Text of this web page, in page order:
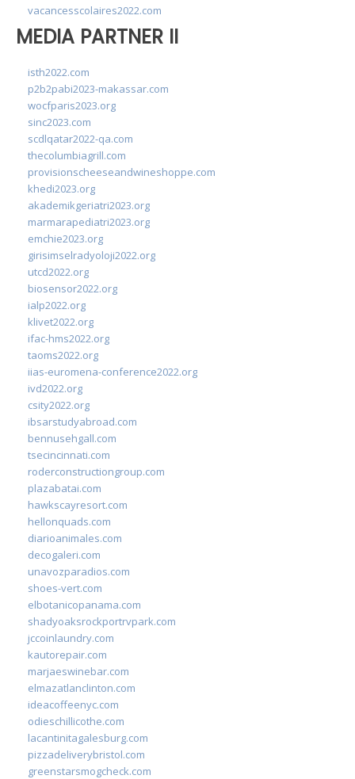
vacancesscolaires2022.com
MEDIA PARTNER II
isth2022.com
p2b2pabi2023-makassar.com
wocfparis2023.org
sinc2023.com
scdlqatar2022-qa.com
thecolumbiagrill.com
provisionscheeseandwineshoppe.com
khedi2023.org
akademikgeriatri2023.org
marmarapediatri2023.org
emchie2023.org
girisimselradyoloji2022.org
utcd2022.org
biosensor2022.org
ialp2022.org
klivet2022.org
ifac-hms2022.org
taoms2022.org
iias-euromena-conference2022.org
ivd2022.org
csity2022.org
ibsarstudyabroad.com
bennusehgall.com
tsecincinnati.com
roderconstructiongroup.com
plazabatai.com
hawkscayresort.com
hellonquads.com
diarioanimales.com
decogaleri.com
unavozparadios.com
shoes-vert.com
elbotanicopanama.com
shadyoaksrockportrvpark.com
jccoinlaundry.com
kautorepair.com
marjaeswinebar.com
elmazatlanclinton.com
ideacoffeenyc.com
odieschillicothe.com
lacantinitagalesburg.com
pizzadeliverybristol.com
greenstarsmogcheck.com